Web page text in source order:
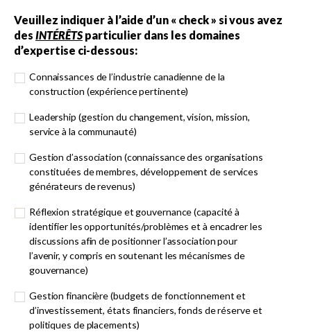
Veuillez indiquer à l’aide d’un « check » si vous avez
des INTÉRÊTSparticulier dans les domaines
d’expertise ci-dessous:
Connaissances de l’industrie canadienne de la
construction (expérience pertinente)
Leadership (gestion du changement, vision, mission,
service à la communauté)
Gestion d’association (connaissance des organisations
constituées de membres, développement de services
générateurs de revenus)
Réflexion stratégique et gouvernance (capacité à
identifier les opportunités/problèmes et à encadrer les
discussions afin de positionner l’association pour
l’avenir, y compris en soutenant les mécanismes de
gouvernance)
Gestion financière (budgets de fonctionnement et
d’investissement, états financiers, fonds de réserve et
politiques de placements)